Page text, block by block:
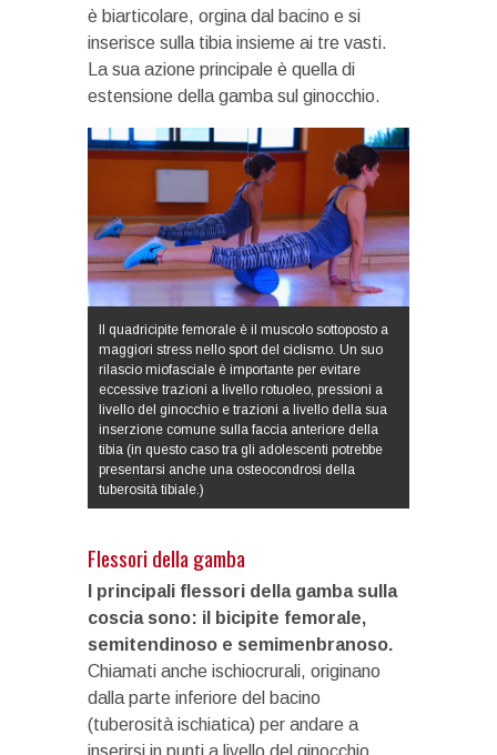
è biarticolare, orgina dal bacino e si
inserisce sulla tibia insieme ai tre vasti.
La sua azione principale è quella di
estensione della gamba sul ginocchio.
Il quadricipite femorale è il muscolo sottoposto a
maggiori stress nello sport del ciclismo. Un suo
rilascio miofasciale è importante per evitare
eccessive trazioni a livello rotuoleo, pressioni a
livello del ginocchio e trazioni a livello della sua
inserzione comune sulla faccia anteriore della
tibia (in questo caso tra gli adolescenti potrebbe
presentarsi anche una osteocondrosi della
tuberosità tibiale.)
Flessori della gamba
I principali flessori della gamba sulla
coscia sono: il bicipite femorale,
semitendinoso e semimenbranoso.
Chiamati anche ischiocrurali, originano
dalla parte inferiore del bacino
(tuberosità ischiatica) per andare a
inserirsi in punti a livello del ginocchio,